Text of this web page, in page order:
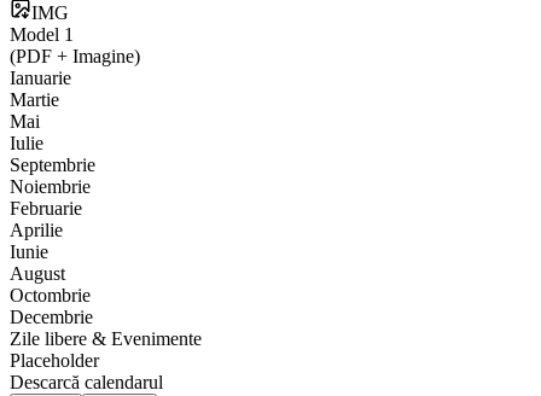
IMG
Model 1
(PDF + Imagine)
Ianuarie
Martie
Mai
Iulie
Septembrie
Noiembrie
Februarie
Aprilie
Iunie
August
Octombrie
Decembrie
Zile libere & Evenimente
Placeholder
Descarcă calendarul